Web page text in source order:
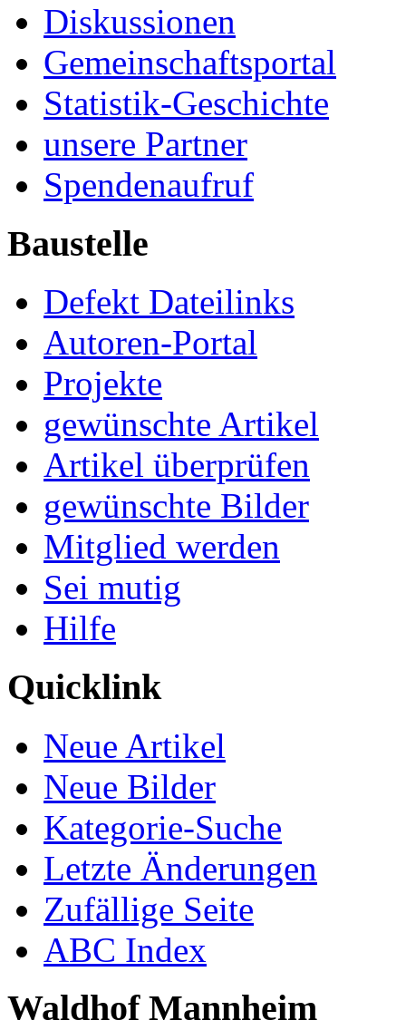
Diskussionen
Gemeinschaftsportal
Statistik-Geschichte
unsere Partner
Spendenaufruf
Baustelle
Defekt Dateilinks
Autoren-Portal
Projekte
gewünschte Artikel
Artikel überprüfen
gewünschte Bilder
Mitglied werden
Sei mutig
Hilfe
Quicklink
Neue Artikel
Neue Bilder
Kategorie-Suche
Letzte Änderungen
Zufällige Seite
ABC Index
Waldhof Mannheim